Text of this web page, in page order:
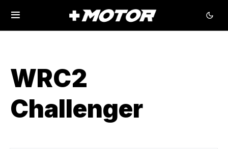
WRC2
Challenger